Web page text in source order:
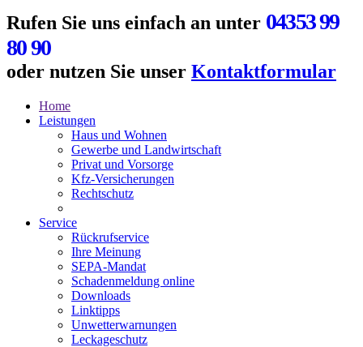
Rufen Sie uns einfach an unter 04353 99
80 90
oder nutzen Sie unser Kontaktformular
Home
Leistungen
Haus und Wohnen
Gewerbe und Landwirtschaft
Privat und Vorsorge
Kfz-Versicherungen
Rechtschutz
Service
Rückrufservice
Ihre Meinung
SEPA-Mandat
Schadenmeldung online
Downloads
Linktipps
Unwetterwarnungen
Leckageschutz